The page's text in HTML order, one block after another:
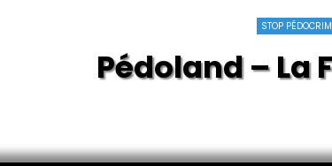
STOP
Pédoland – La